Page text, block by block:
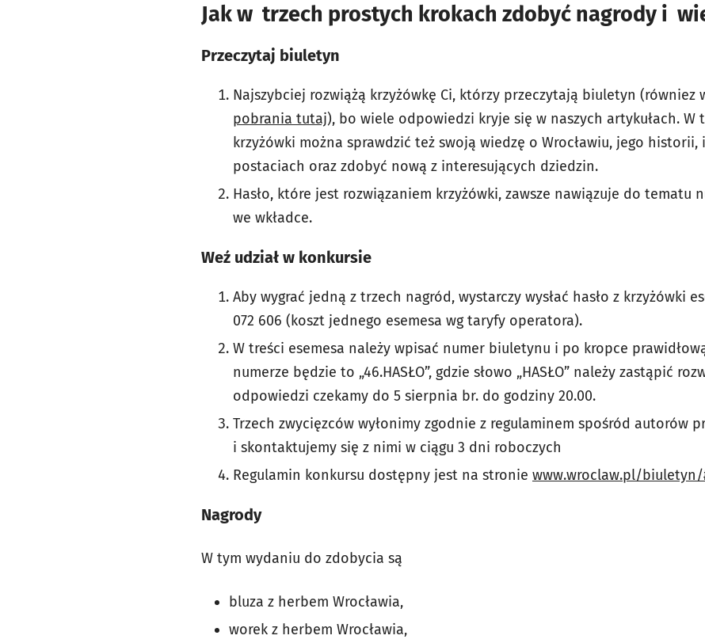
Jak w trzech prostych krokach zdobyć nagrody i
Przeczytaj biuletyn
Najszybciej rozwiążą krzyżówkę Ci, którzy przeczytają biuletyn (równiez
pobrania tutaj), bo wiele odpowiedzi kryje się w naszych artykułach. W
krzyżówki można sprawdzić też swoją wiedzę o Wrocławiu, jego
postaciach oraz zdobyć nową z interesujących dziedzin.
Hasło, które jest rozwiązaniem krzyżówki, zawsze nawiązuje do tematu
we wkładce.
Weź udział w konkursie
Aby wygrać jedną z trzech nagród, wystarczy wysłać hasło z krzyżówki
072 606 (koszt jednego esemesa wg taryfy operatora).
W treści esemesa należy wpisać numer biuletynu i po kropce
numerze będzie to „46.HASŁO”, gdzie słowo „HASŁO” należy zastąpić
odpowiedzi czekamy do 5 sierpnia br. do godziny 20.00.
Trzech zwycięzców wyłonimy zgodnie z regulaminem spośród autorów
i skontaktujemy się z nimi w ciągu 3 dni roboczych
Regulamin konkursu dostępny jest na stronie www.wroclaw.pl/biuletyn/
Nagrody
W tym wydaniu do zdobycia są
bluza z herbem Wrocławia,
worek z herbem Wrocławia,